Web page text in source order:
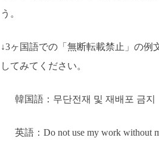
う。
↓3ヶ国語での「無断転載禁止」の
してみてください。
韓国語：무단전재 및 재배포 금지
英語：Do not use my work without